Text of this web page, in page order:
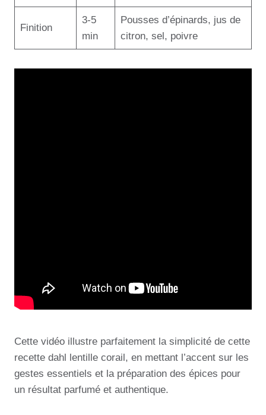
Finition
3-5
min
Pousses d’épinards, jus de
citron, sel, poivre
Cette vidéo illustre parfaitement la simplicité de cette
recette dahl lentille corail, en mettant l’accent sur les
gestes essentiels et la préparation des épices pour
un résultat parfumé et authentique.